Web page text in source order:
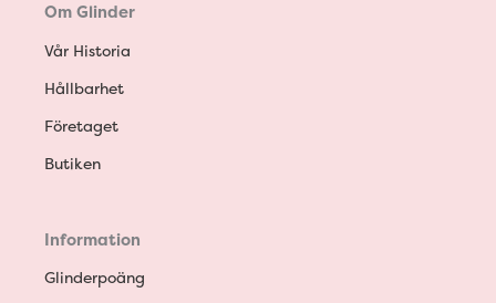
Om Glinder
Vår Historia
Hållbarhet
Företaget
Butiken
Information
Glinderpoäng